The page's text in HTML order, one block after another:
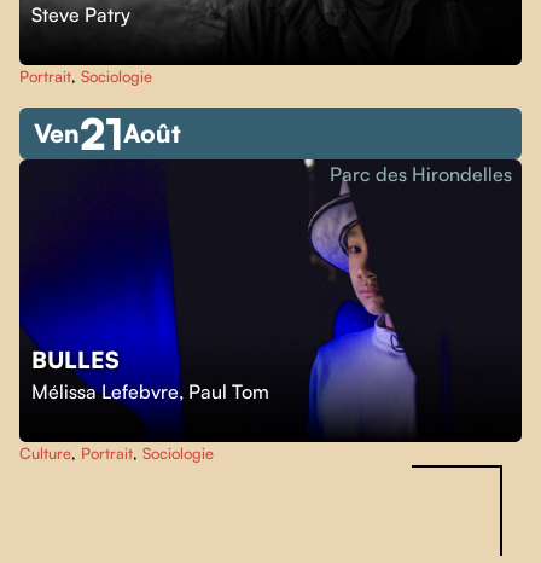
Steve Patry
Portrait, Sociologie
Ven21Août
BULLES
Mélissa Lefebvre, Paul Tom
Parc des Hirondelles
Culture, Portrait, Sociologie
Skip back to main navigation